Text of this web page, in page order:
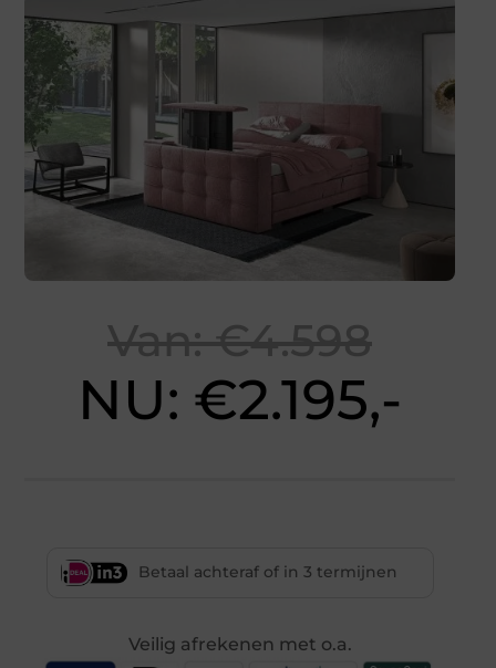
Van: €4.598
NU: €2.195,-
Betaal achteraf of in 3 termijnen
Veilig afrekenen met o.a.